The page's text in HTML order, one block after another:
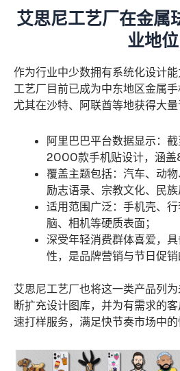
艾思尼工艺厂在金属
业地位
作为行业中少数拥有系统化设计
工艺厂目前已成为中东地区金属手
尤其在沙特、阿联酋等地获得大量
阿里巴巴平台数据显示：
2000款手机贴设计，涵盖
覆盖主题包括：汽车、动物
励志语录、宗教文化、民族
适用范围广泛：手机壳、
脑、相机等硬质表面；
深受年轻消费群体喜爱，
性，是品牌营销与节日促销
艾思尼工艺厂也将这一类产品列
断扩充设计图库，并为有需求的
速打样服务，满足快节奏市场中的